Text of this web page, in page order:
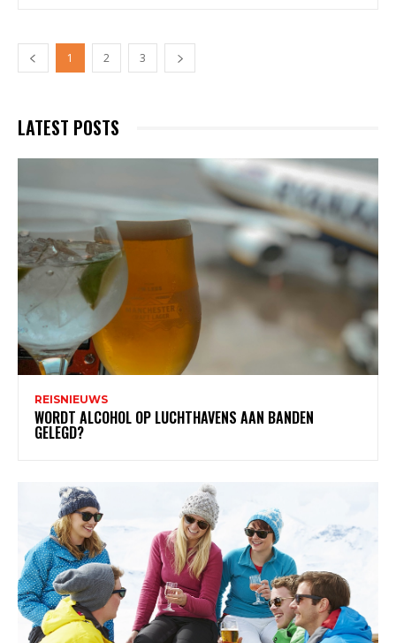
1 2 3
LATEST POSTS
REISNIEUWS
WORDT ALCOHOL OP LUCHTHAVENS AAN BANDEN
GELEGD?